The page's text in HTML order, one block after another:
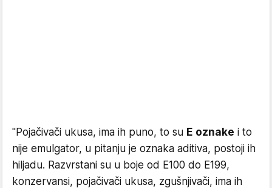
"Pojačivači ukusa, ima ih puno, to su E oznake i to
nije emulgator, u pitanju je oznaka aditiva, postoji ih
hiljadu. Razvrstani su u boje od E100 do E199,
konzervansi, pojačivači ukusa, zgušnjivači, ima ih